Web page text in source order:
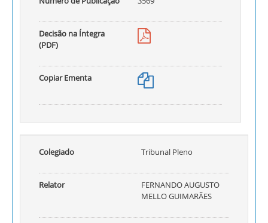
Decisão na Íntegra
(PDF)
Copiar Ementa
Colegiado Tribunal Pleno
Relator
FERNANDO AUGUSTO
MELLO GUIMARÃES